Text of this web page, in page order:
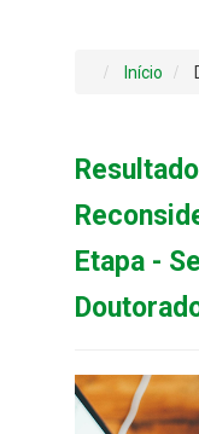
Início
Etapa -